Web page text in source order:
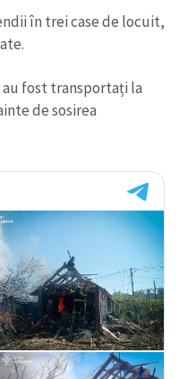
în trei case de locuit,
fost transportați la
de sosirea